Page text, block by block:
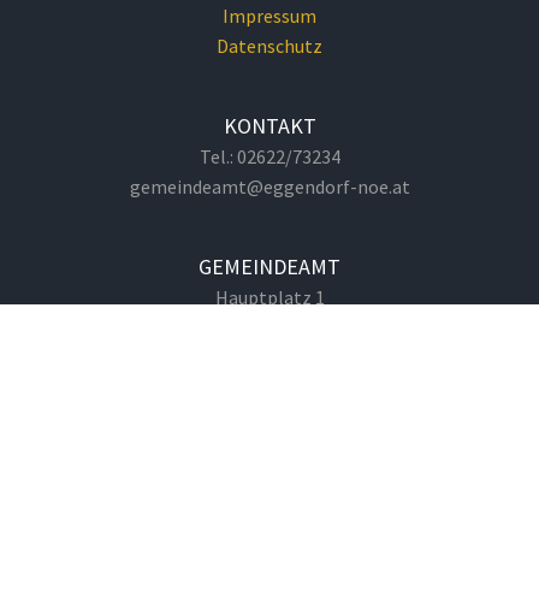
Impressum
Datenschutz
KONTAKT
Tel.: 02622/73234
gemeindeamt@eggendorf-noe.at
GEMEINDEAMT
Hauptplatz 1